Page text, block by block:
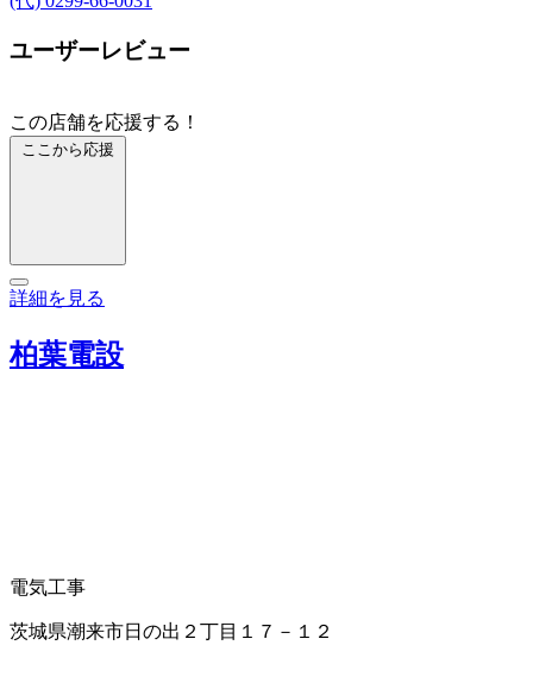
ユーザーレビュー
この店舗を応援する！
ここから応援
詳細を見る
柏葉電設
電気工事
茨城県潮来市日の出２丁目１７－１２